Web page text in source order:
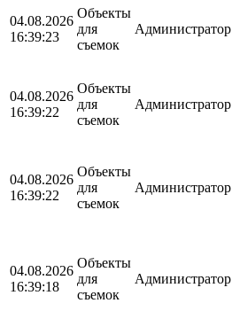
04.08.2026
16:39:23
Объекты
для
съемок
Администратор
04.08.2026
16:39:22
Объекты
для
съемок
Администратор
04.08.2026
16:39:22
Объекты
для
съемок
Администратор
04.08.2026
16:39:18
Объекты
для
съемок
Администратор